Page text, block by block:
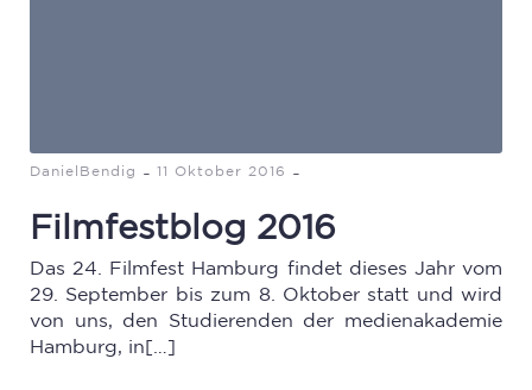
DanielBendig - 11 Oktober 2016 -
Filmfestblog 2016
Das 24. Filmfest Hamburg findet dieses Jahr vom
29. September bis zum 8. Oktober statt und wird
von uns, den Studierenden der medienakademie
Hamburg, in[…]